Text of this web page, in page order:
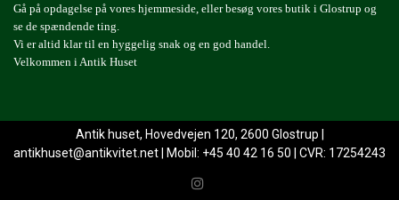
Gå på opdagelse på vores hjemmeside, eller besøg vores butik i Glostrup og
se de spændende ting.
Vi er altid klar til en hyggelig snak og en god handel.
Velkommen i Antik Huset
Antik huset, Hovedvejen 120, 2600 Glostrup |
antikhuset@antikvitet.net| Mobil: +45 40 42 16 50 | CVR: 17254243